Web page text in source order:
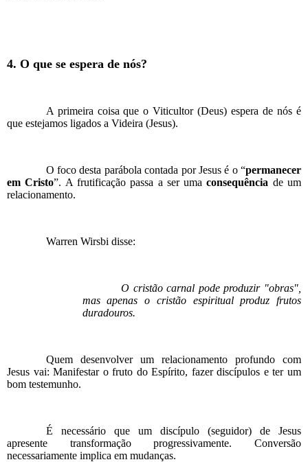
4. O que se espera de nós?
A primeira coisa que o Viticultor (Deus) espera de nós é
que estejamos ligados a Videira (Jesus).
O foco desta parábola contada por Jesus é o “permanecer
em Cristo”. A frutificação passa a ser umaconsequência de um
relacionamento.
Warren Wirsbi disse:
O cristão carnal pode produzir "obras",
mas apenas o cristão espiritual produz frutos
duradouros.
Quem desenvolver um relacionamento profundo com
Jesus vai: Manifestar o fruto do Espírito, fazer discípulos e ter um
bom testemunho.
É necessário que um discípulo (seguidor) de Jesus
apresente transformação progressivamente. Conversão
necessariamente implica em mudanças.